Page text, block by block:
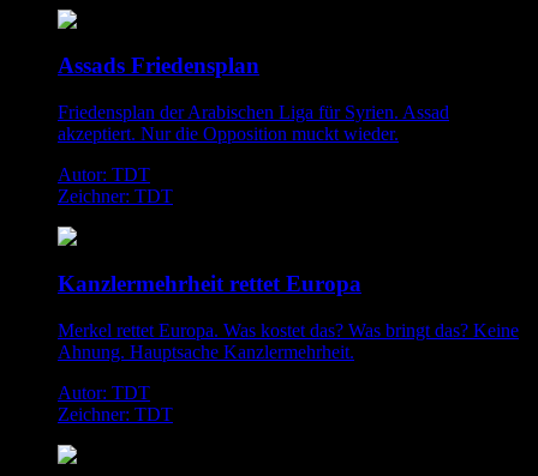
Assads Friedensplan
Friedensplan der Arabischen Liga für Syrien. Assad
akzeptiert. Nur die Opposition muckt wieder.
Autor: TDT
Zeichner: TDT
Kanzlermehrheit rettet Europa
Merkel rettet Europa. Was kostet das? Was bringt das? Keine
Ahnung. Hauptsache Kanzlermehrheit.
Autor: TDT
Zeichner: TDT